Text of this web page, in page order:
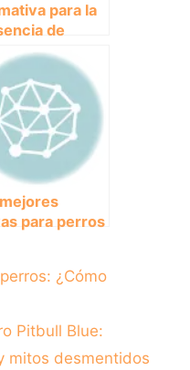
para la
de
en la playa
todo lo
necesitas
para perros
¿Cómo
Pitbull Blue:
mitos desmentidos